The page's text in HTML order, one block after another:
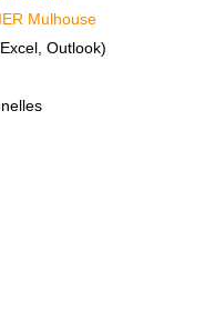
Mulhouse
Outlook)